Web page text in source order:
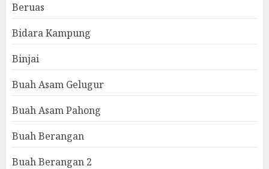
Beruas
Bidara Kampung
Binjai
Buah Asam Gelugur
Buah Asam Pahong
Buah Berangan
Buah Berangan 2